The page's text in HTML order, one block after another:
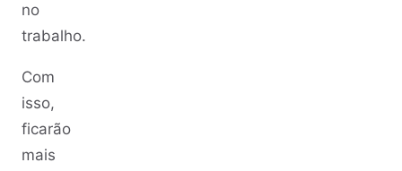
no
trabalho.
Com
isso,
ficarão
mais